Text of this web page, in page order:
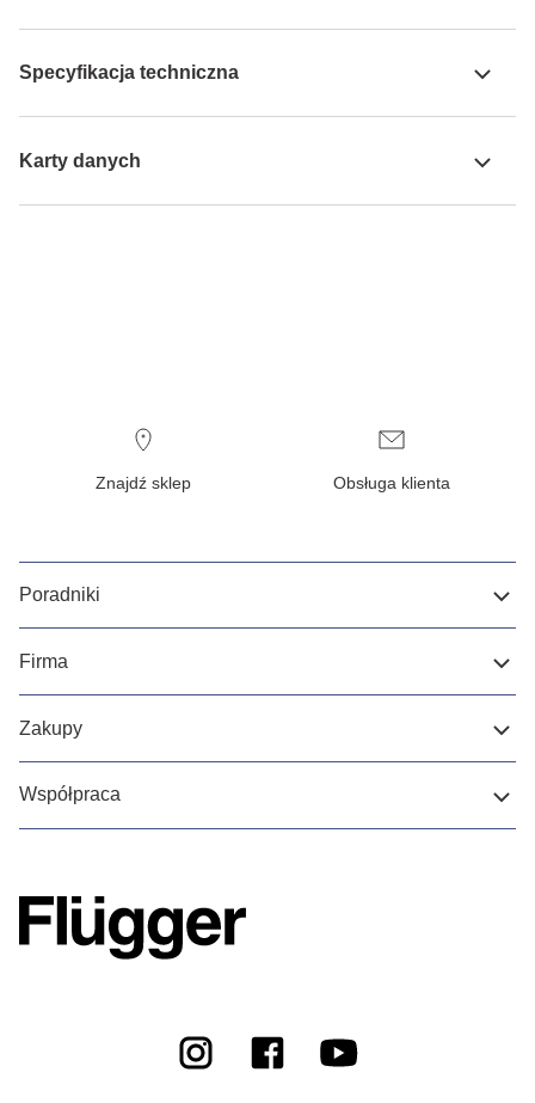
Specyfikacja techniczna
Karty danych
Znajdź sklep Obsługa klienta
Poradniki
Firma
Zakupy
Współpraca